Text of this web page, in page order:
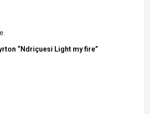
“Ndriçuesi Light my fire”